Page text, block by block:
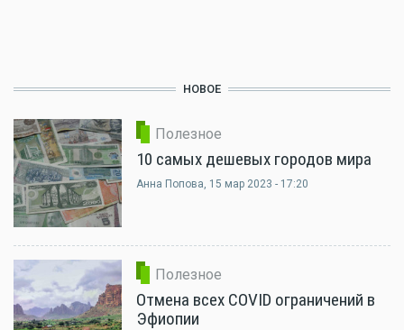
НОВОЕ
Полезное
10 самых дешевых городов мира
Анна Попова, 15 мар 2023 - 17:20
Полезное
Отмена всех COVID ограничений в
Эфиопии